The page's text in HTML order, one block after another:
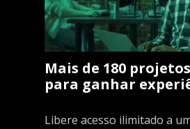
Mais de 180
para ganhar
Libere acesso ilimitado a